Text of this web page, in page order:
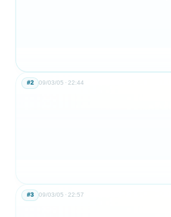
09/03/05 22:44
#2
09/03/05 22:57
#3